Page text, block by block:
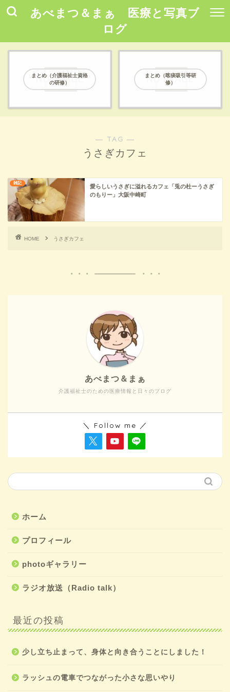
あべまつ＆まぁ 医療と写真ブ
ログ
まとめ（介護福祉士資格
の研修）
まとめ（喀痰吸引等研
修）
― TAG ―
うさぎカフェ
雑記
愛らしいうさぎに溢れるカフェ「兎の杜ーうさぎ
のもりー」大阪中崎町
HOME うさぎカフェ
介護福祉士のための医療情報と日々のブログ
あべまつ＆まぁ
＼ Follow me ／
ホーム
プロフィール
photoギャラリー
ラジオ放送（Radio talk）
最近の投稿
少し立ち止まって、身体と向き合うことにしました！
ラッシュの電車でつながった小さな思いやり